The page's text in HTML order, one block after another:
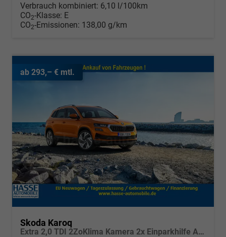
Verbrauch kombiniert: 6,10 l/100km
CO2-Klasse: E
CO2-Emissionen: 138,00 g/km
ab 293,– € mtl.
Skoda Karoq
Extra 2,0 TDI 2ZoKlima Kamera 2x Einparkhilfe Alu Felgen 5J Garantie Sitzheizung LED Scheinwerfer ACC